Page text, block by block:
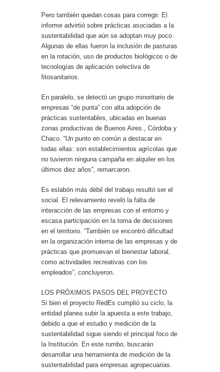
Pero también quedan cosas para corregir. El
informe advirtió sobre prácticas asociadas a la
sustentabilidad que aún se adoptan muy poco.
Algunas de ellas fueron la inclusión de pasturas
en la rotación, uso de productos biológicos o de
tecnologías de aplicación selectiva de
fitosanitarios.
En paralelo, se detectó un grupo minoritario de
empresas “de punta” con alta adopción de
prácticas sustentables, ubicadas en buenas
zonas productivas de Buenos Aires., Córdoba y
Chaco. “Un punto en común a destacar en
todas ellas: son establecimientos agrícolas que
no tuvieron ninguna campaña en alquiler en los
últimos diez años”, remarcaron.
Es eslabón más débil del trabajo resultó ser el
social. El relevamiento reveló la falta de
interacción de las empresas con el entorno y
escasa participación en la toma de decisiones
en el territorio. “También se encontró dificultad
en la organización interna de las empresas y de
prácticas que promuevan el bienestar laboral,
como actividades recreativas con los
empleados”, concluyeron.
LOS PRÓXIMOS PASOS DEL PROYECTO
Si bien el proyecto RedEs cumplió su ciclo, la
entidad planea subir la apuesta a este trabajo,
debido a que el estudio y medición de la
sustentabilidad sigue siendo el principal foco de
la Institución. En este rumbo, buscarán
desarrollar una herramienta de medición de la
sustentabilidad para empresas agropecuarias.